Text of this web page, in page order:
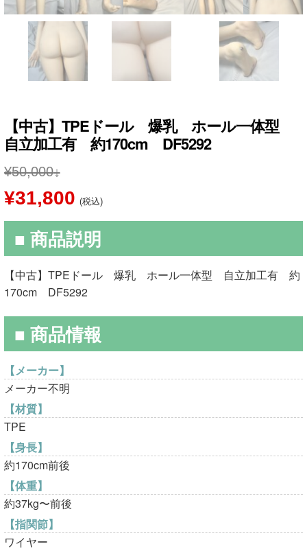
【中古】TPEドール 爆乳 ホール一体型
自立加工有 約170cm DF5292
¥50,000
元
の
価
格
は
¥50,000
で
し
た。
¥31,800現
在
の
価
格
は
¥31,800
(税込)
■ 商品説明
【中古】TPEドール 爆乳 ホール一体型 自立加工有 約
170cm DF5292
■ 商品情報
【メーカー】
メーカー不明
【材質】
TPE
【身長】
約170cm前後
【体重】
約37kg〜前後
【指関節】
ワイヤー